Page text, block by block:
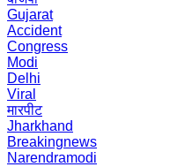
Gujarat
Accident
Congress
Modi
Delhi
Viral
मारपीट
Jharkhand
Breakingnews
Narendramodi